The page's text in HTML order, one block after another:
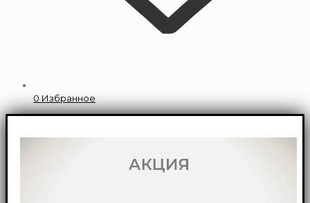
0 Избранное